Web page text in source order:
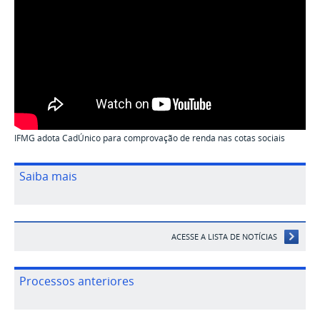
IFMG adota CadÚnico para comprovação de renda nas cotas sociais
Saiba mais
ACESSE A LISTA DE NOTÍCIAS
Processos anteriores